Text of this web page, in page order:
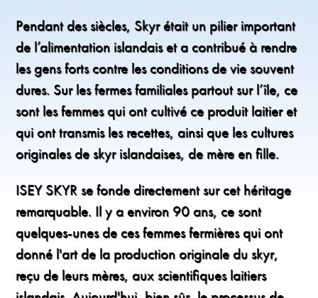
Pendant des siècles, Skyr était un pilier important
de l’alimentation islandais et a contribué à rendre
les gens forts contre les conditions de vie souvent
dures. Sur les fermes familiales partout sur l’île, ce
sont les femmes qui ont cultivé ce produit laitier et
qui ont transmis les recettes, ainsi que les cultures
originales de skyr islandaises, de mère en fille.
ISEY SKYR se fonde directement sur cet héritage
remarquable. Il y a environ 90 ans, ce sont
quelques-unes de ces femmes fermières qui ont
donné l'art de la production originale du skyr,
reçu de leurs mères, aux scientifiques laitiers